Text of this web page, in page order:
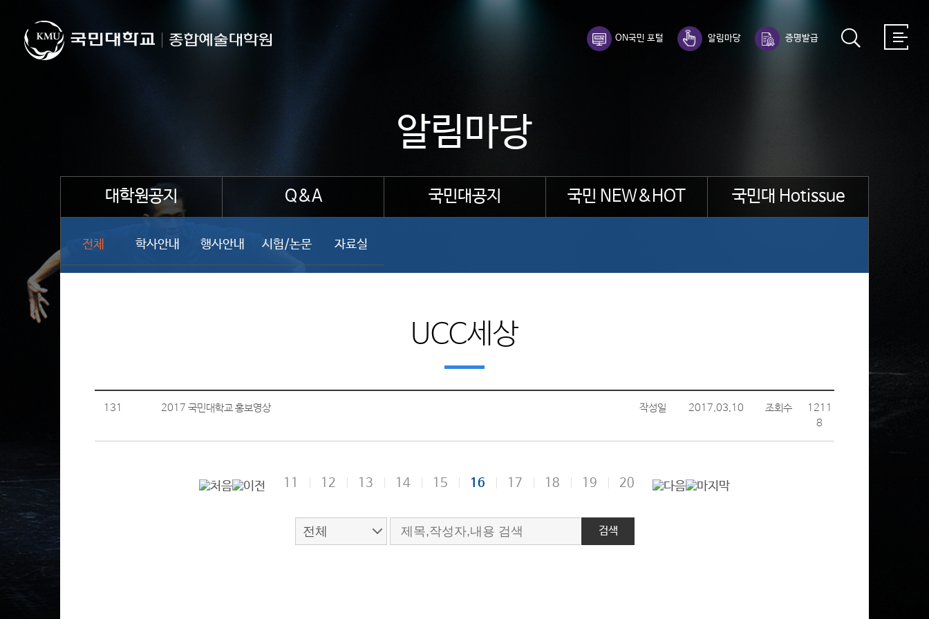
ON국민 포털 알림마당 증명발급
알림마당
대학원공지
전체 학사안내 행사안내 시험/논문 자료실
Q&A 국민대공지 국민 NEW&HOT 국민대 Hotissue
UCC세상
131 2017 국민대학교 홍보영상 작성일 2017.03.10 조회수
1211
8
11 12 13 14 15 16 17 18 19 20
검색